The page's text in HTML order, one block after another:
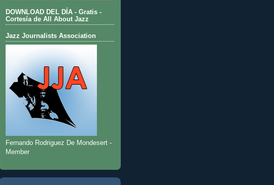
DOWNLOAD DEL DÍA - Gratis -
Cortesía de All About Jazz
Jazz Journalists Association
Fernando Rodriguez De Mondesert -
Member